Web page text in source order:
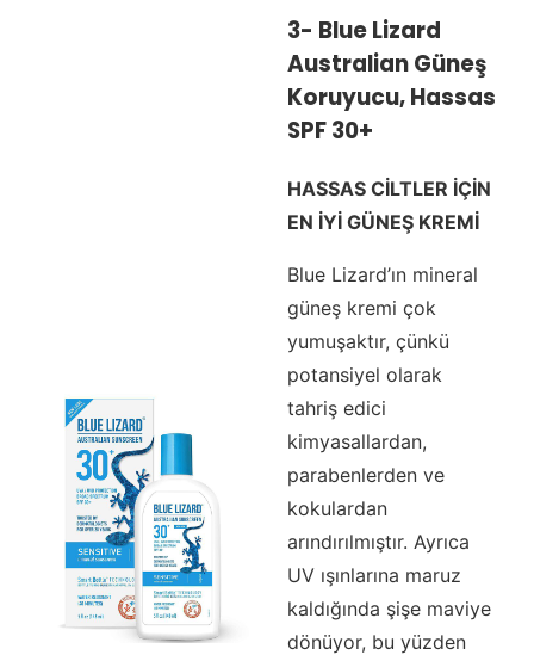
3- Blue Lizard
AustralianGüneş
Koruyucu, Hassas
SPF 30+
HASSAS CİLTLER İÇİN
EN İYİ GÜNEŞ KREMİ
Blue Lizard’ın mineral
güneş kremi çok
yumuşaktır, çünkü
potansiyel olarak
tahriş edici
kimyasallardan,
parabenlerden ve
kokulardan
arındırılmıştır. Ayrıca
UV ışınlarına maruz
kaldığında şişe maviye
dönüyor, bu yüzden